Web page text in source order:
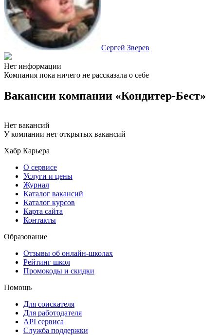
Сергей Зверев
Нет информации
Компания пока ничего не рассказала о себе
Вакансии компании «Кондитер-Бест»
Нет вакансий
У компании нет открытых вакансий
Хабр Карьера
О сервисе
Услуги и цены
Журнал
Каталог вакансий
Каталог курсов
Карта сайта
Контакты
Образование
Отзывы об онлайн-школах
Рейтинг школ
Промокоды и скидки
Помощь
Для соискателя
Для работодателя
API сервиса
Служба поддержки